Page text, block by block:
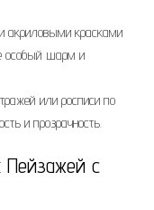
акриловыми красками
особый шарм и
или росписи по
и прозрачность.
с